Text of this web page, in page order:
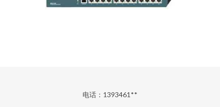
电话：1393461**